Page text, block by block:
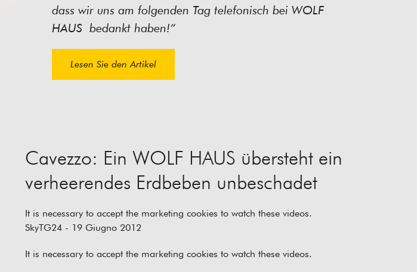
dass wir uns am folgenden Tag telefonisch bei WOLF
HAUS bedankt haben!“
Lesen Sie den Artikel
Cavezzo: Ein WOLF HAUS übersteht ein
verheerendes Erdbeben unbeschadet
It is necessary to accept the marketing cookies to watch these videos.
SkyTG24 - 19 Giugno 2012
It is necessary to accept the marketing cookies to watch these videos.